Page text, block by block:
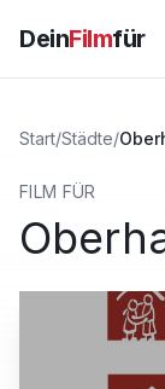
DeinFilmfür
Start/Städte/
FILM FÜR